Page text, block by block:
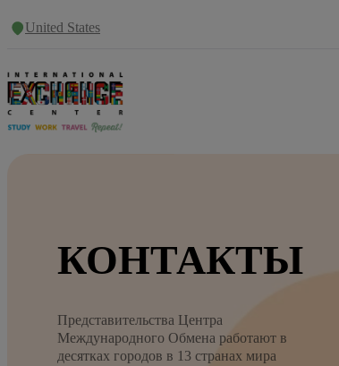
United States
КОНТАКТЫ
Представительства Центра
Международного Обмена работают в
десятках городов в 13 странах мира